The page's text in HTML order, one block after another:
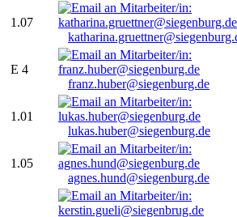
1.07
E 4
franz.huber@siegenburg.de
1.01
lukas.huber@siegenburg.de
1.05
agnes.hund@siegenburg.de